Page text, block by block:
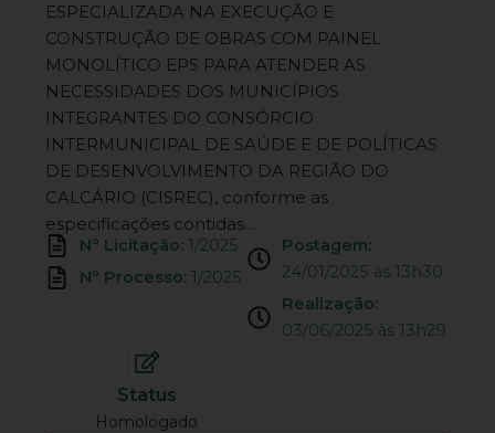
ESPECIALIZADA NA EXECUÇÃO E
CONSTRUÇÃO DE OBRAS COM PAINEL
MONOLÍTICO EPS PARA ATENDER AS
NECESSIDADES DOS MUNICÍPIOS
INTEGRANTES DO CONSÓRCIO
INTERMUNICIPAL DE SAÚDE E DE POLÍTICAS
DE DESENVOLVIMENTO DA REGIÃO DO
CALCÁRIO (CISREC), conforme as
especificações contidas…
Nº Licitação: 1/2025
Nº Processo: 1/2025
Postagem:
24/01/2025 às 13h30
Realização:
03/06/2025 às 13h29
Status
Homologado